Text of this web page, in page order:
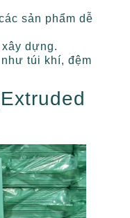
sản phẩm dễ
dựng.
túi khí, đệm